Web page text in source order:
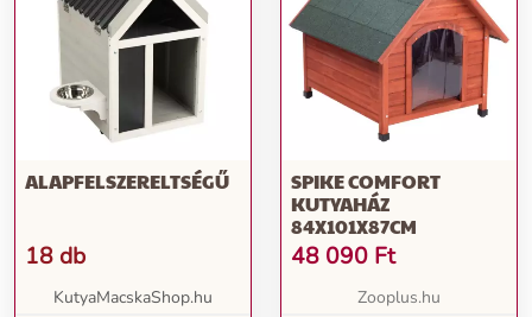
ALAPFELSZERELTSÉGŰ
18 db
KutyaMacskaShop.hu
SPIKE COMFORT
KUTYAHÁZ
84X101X87CM
48 090 Ft
Zooplus.hu